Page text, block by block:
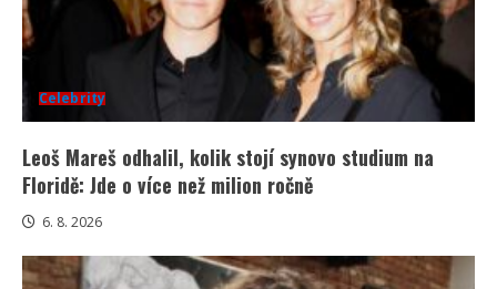
Celebrity
Leoš Mareš odhalil, kolik stojí synovo studium na
Floridě: Jde o více než milion ročně
6. 8. 2026